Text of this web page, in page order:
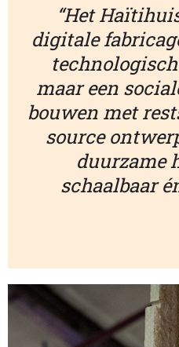
“Het
digitale
maar een
bouwen met
source
duurzame
schaalbaar